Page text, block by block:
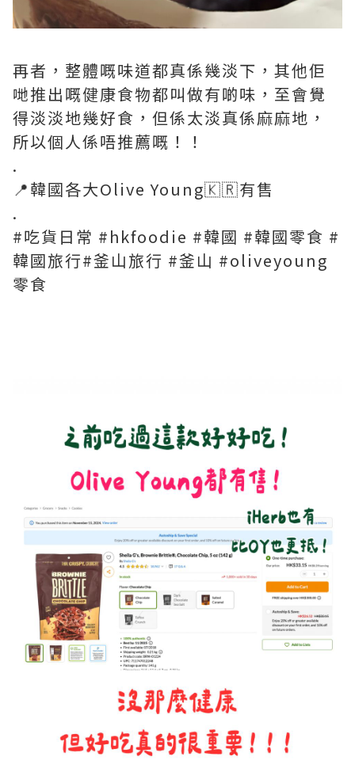
再者，整體嘅味道都真係幾淡下，其他佢
哋推出嘅健康食物都叫做有啲味，至會覺
得淡淡地幾好食，但係太淡真係麻麻地，
所以個人係唔推薦嘅！！
.
📍韓國各大Olive Young🇰🇷有售
.
#吃貨日常 #hkfoodie #韓國 #韓國零食 #
韓國旅行#釜山旅行 #釜山 #oliveyoung
零食